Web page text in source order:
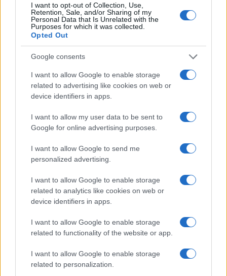
I want to opt-out of Collection, Use,
Retention, Sale, and/or Sharing of my
Personal Data that Is Unrelated with the
Purposes for which it was collected.
Opted Out
Google consents
I want to allow Google to enable storage
related to advertising like cookies on web or
device identifiers in apps.
I want to allow my user data to be sent to
Google for online advertising purposes.
I want to allow Google to send me
personalized advertising.
I want to allow Google to enable storage
related to analytics like cookies on web or
device identifiers in apps.
I want to allow Google to enable storage
related to functionality of the website or app.
I want to allow Google to enable storage
related to personalization.
Salvatore Di Bartolo, 19 luglio 2025
Nicolaporro.it è anche su Whatsapp. È
sufficientecliccare quiper iscriversi al canale ed
essere sempre aggiornati (gratis).
#GIOVANNI FALCONE #PAOLO BORSELLINO
10
SEDUTE SATIRICHE